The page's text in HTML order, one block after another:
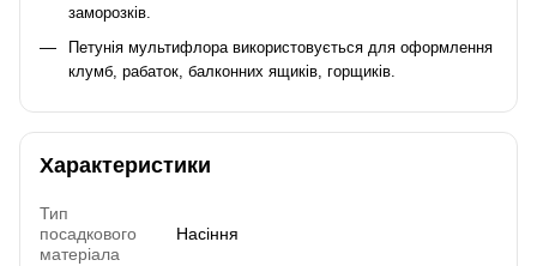
заморозків.
Петунія мультифлора використовується для оформлення
клумб, рабаток, балконних ящиків, горщиків.
Характеристики
Тип
посадкового
матеріала
Насіння